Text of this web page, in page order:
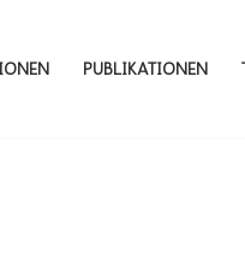
PUBLIKATIONEN